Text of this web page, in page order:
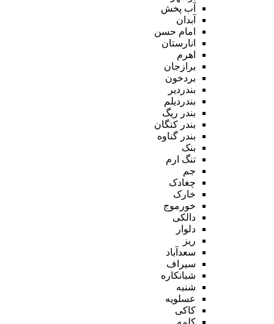
آب پخش
آبدان
امام حسن
انارستان
اهرم
برازجان
بردخون
بندردیر
بندردیلم
بندر ریگ
بندر کنگان
بندر گناوه
بنک
تنگ ارم
جم
چغادک
خارک
خورموج
دالکی
دلوار
ریز
سعدآباد
سیراف
شبانکاره
شنبه
عسلویه
کاکی
کلمه